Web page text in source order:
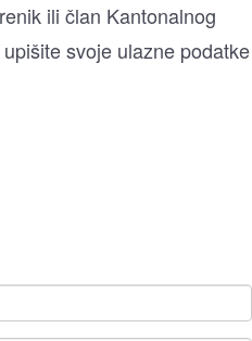
ili član Kantonalnog
svoje ulazne podatke